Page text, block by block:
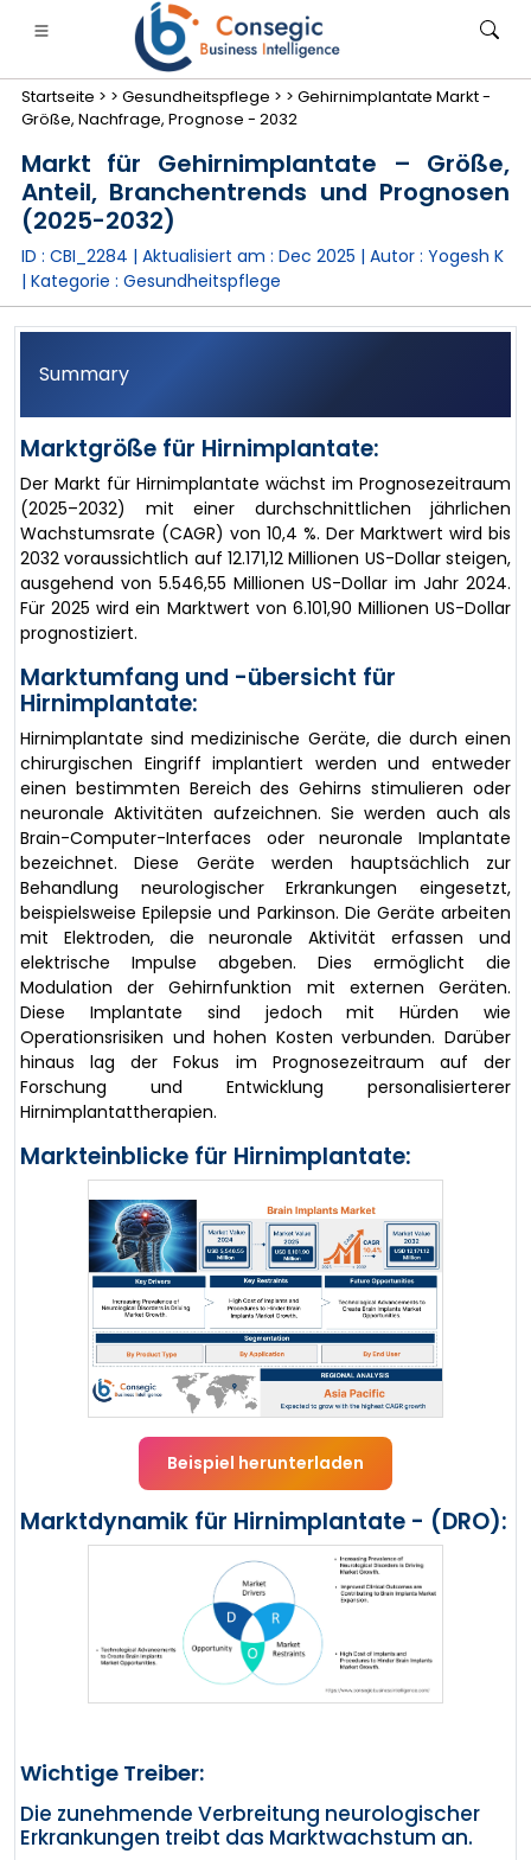
Finanzdienstleistungen und Versicherungen
• Konsumgüter
• Fallstudien
Startseite > > Gesundheitspflege > > Gehirnimplantate Markt -
Größe, Nachfrage, Prognose - 2032
Markt für Gehirnimplantate – Größe,
Anteil, Branchentrends und Prognosen
(2025-2032)
ID : CBI_2284 | Aktualisiert am : Dec 2025 | Autor : Yogesh K
| Kategorie : Gesundheitspflege
Summary
Marktgröße für Hirnimplantate:
Der Markt für Hirnimplantate wächst im Prognosezeitraum
(2025–2032) mit einer durchschnittlichen jährlichen
Wachstumsrate (CAGR) von 10,4 %. Der Marktwert wird bis
2032 voraussichtlich auf 12.171,12 Millionen US-Dollar steigen,
ausgehend von 5.546,55 Millionen US-Dollar im Jahr 2024.
Für 2025 wird ein Marktwert von 6.101,90 Millionen US-Dollar
prognostiziert.
Marktumfang und -übersicht für
Hirnimplantate:
Hirnimplantate sind medizinische Geräte, die durch einen
chirurgischen Eingriff implantiert werden und entweder
einen bestimmten Bereich des Gehirns stimulieren oder
neuronale Aktivitäten aufzeichnen. Sie werden auch als
Brain-Computer-Interfaces oder neuronale Implantate
bezeichnet. Diese Geräte werden hauptsächlich zur
Behandlung neurologischer Erkrankungen eingesetzt,
beispielsweise Epilepsie und Parkinson. Die Geräte arbeiten
mit Elektroden, die neuronale Aktivität erfassen und
elektrische Impulse abgeben. Dies ermöglicht die
Modulation der Gehirnfunktion mit externen Geräten.
Diese Implantate sind jedoch mit Hürden wie
Operationsrisiken und hohen Kosten verbunden. Darüber
hinaus lag der Fokus im Prognosezeitraum auf der
Forschung und Entwicklung personalisierterer
Hirnimplantattherapien.
Markteinblicke für Hirnimplantate:
Beispiel herunterladen
Marktdynamik für Hirnimplantate - (DRO):
Wichtige Treiber:
Die zunehmende Verbreitung neurologischer
Erkrankungen treibt das Marktwachstum an.